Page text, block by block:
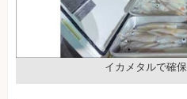
イカメタルで確保